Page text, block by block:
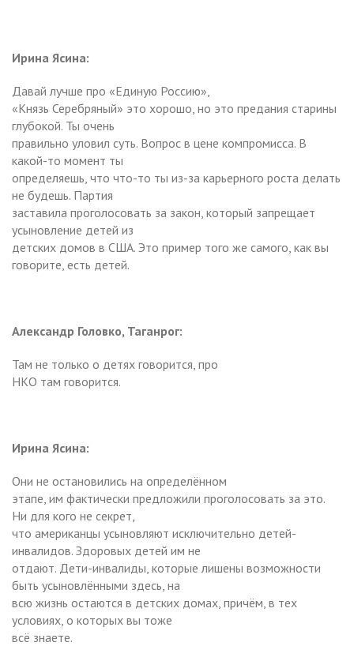
Ирина Ясина:
Давай лучше про «Единую Россию»,
«Князь Серебряный» это хорошо, но это предания старины
глубокой. Ты очень
правильно уловил суть. Вопрос в цене компромисса. В
какой-то момент ты
определяешь, что что-то ты из-за карьерного роста делать
не будешь. Партия
заставила проголосовать за закон, который запрещает
усыновление детей из
детских домов в США. Это пример того же самого, как вы
говорите, есть детей.
Александр Головко, Таганрог:
Там не только о детях говорится, про
НКО там говорится.
Ирина Ясина:
Они не остановились на определённом
этапе, им фактически предложили проголосовать за это.
Ни для кого не секрет,
что американцы усыновляют исключительно детей-
инвалидов. Здоровых детей им не
отдают. Дети-инвалиды, которые лишены возможности
быть усыновлёнными здесь, на
всю жизнь остаются в детских домах, причём, в тех
условиях, о которых вы тоже
всё знаете.